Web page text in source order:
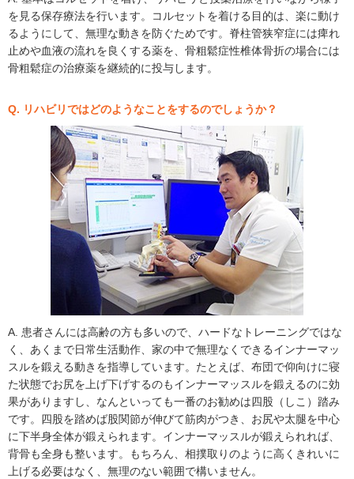
を見る保存療法を行います。コルセットを着ける目的は、楽に動け
るようにして、無理な動きを防ぐためです。脊柱管狭窄症には痺れ
止めや血液の流れを良くする薬を、骨粗鬆症性椎体骨折の場合には
骨粗鬆症の治療薬を継続的に投与します。
Q. リハビリではどのようなことをするのでしょうか？
A. 患者さんには高齢の方も多いので、ハードなトレーニングではな
く、あくまで日常生活動作、家の中で無理なくできるインナーマッ
スルを鍛える動きを指導しています。たとえば、布団で仰向けに寝
た状態でお尻を上げ下げするのもインナーマッスルを鍛えるのに効
果がありますし、なんといっても一番のお勧めは四股（しこ）踏み
です。四股を踏めば股関節が伸びて筋肉がつき、お尻や太腿を中心
に下半身全体が鍛えられます。インナーマッスルが鍛えられれば、
背骨も全身も整います。もちろん、相撲取りのように高くきれいに
上げる必要はなく、無理のない範囲で構いません。